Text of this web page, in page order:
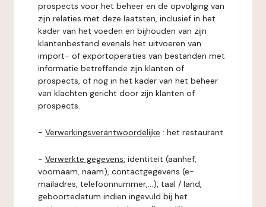
prospects voor het beheer en de opvolging van
zijn relaties met deze laatsten, inclusief in het
kader van het voeden en bijhouden van zijn
klantenbestand evenals het uitvoeren van
import- of exportoperaties van bestanden met
informatie betreffende zijn klanten of
prospects, of nog in het kader van het beheer
van klachten gericht door zijn klanten of
prospects.
- Verwerkingsverantwoordelijke : het restaurant.
- Verwerkte gegevens: identiteit (aanhef,
voornaam, naam), contactgegevens (e-
mailadres, telefoonnummer,...), taal / land,
geboortedatum indien ingevuld bij het